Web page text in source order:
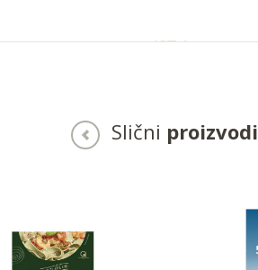
Slični proizvodi